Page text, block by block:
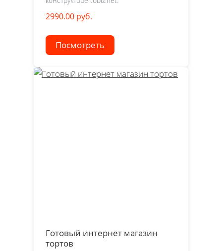
2990.00 руб.
Посмотреть
Готовый интернет магазин
тортов